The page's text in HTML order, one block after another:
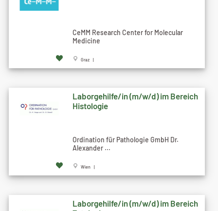
CeMM Research Center for Molecular
Medicine
Graz |
Laborgehilfe/in (m/w/d) im Bereich
Histologie
Ordination für Pathologie GmbH Dr.
Alexander ...
Wien |
Laborgehilfe/in (m/w/d) im Bereich